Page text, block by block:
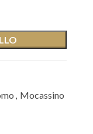
Mocassino